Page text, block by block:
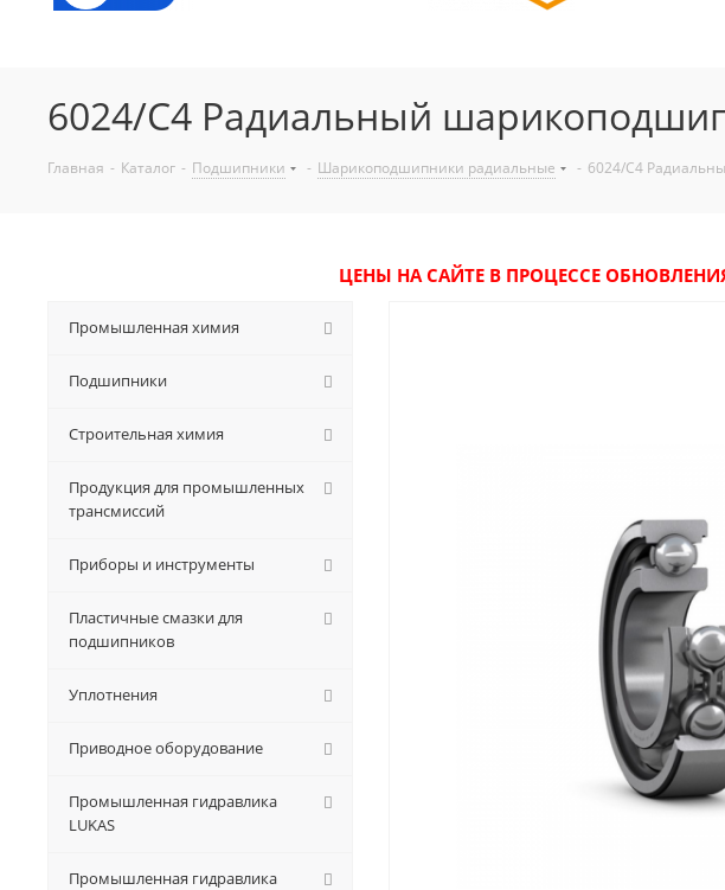
6024/C4 Радиальный
Главная - Каталог - Подшипники - Шарикоподшипники радиальные - 6024/C4
ЦЕНЫ НА САЙТЕ В ПРОЦЕССЕ
Промышленная химия
Подшипники
Строительная химия
Продукция для промышленных
трансмиссий
Приборы и инструменты
Пластичные смазки для
подшипников
Уплотнения
Приводное оборудование
Промышленная гидравлика
LUKAS
Промышленная гидравлика